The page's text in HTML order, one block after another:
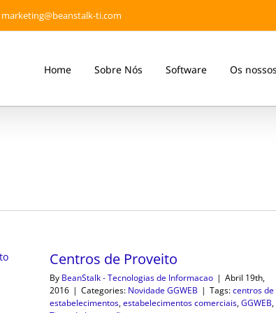
marketing@beanstalk-ti.com
Home Sobre Nós Software Os
Centros de Proveito
By BeanStalk - Tecnologias de Informacao | Abril 19th,
2016 | Categories: Novidade GGWEB | Tags:centros
estabelecimentos,estabelecimentos comerciais,GGWEB,